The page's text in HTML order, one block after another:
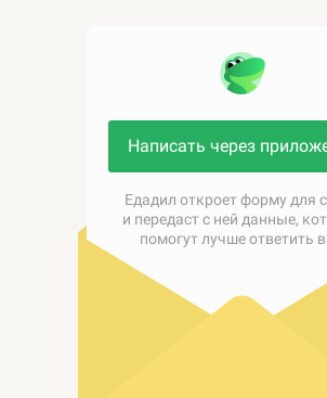
Написать через
Едадил откроет форму для
и передаст с ней данные,
помогут лучше ответить